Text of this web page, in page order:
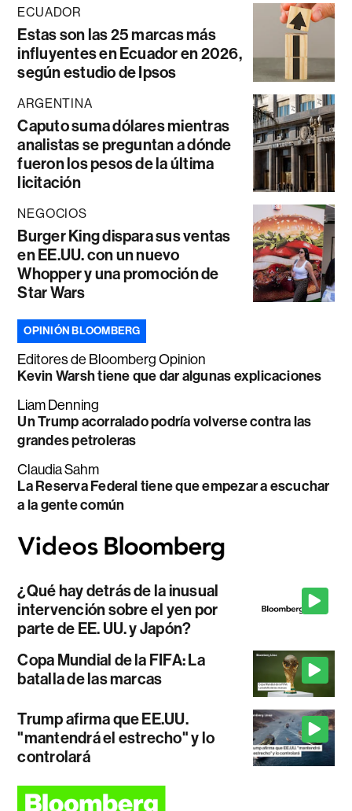
ECUADOR
Estas son las 25 marcas más
influyentes en Ecuador en 2026,
según estudio de Ipsos
ARGENTINA
Caputo suma dólares mientras
analistas se preguntan a dónde
fueron los pesos de la última
licitación
NEGOCIOS
Burger King dispara sus ventas
en EE.UU. con un nuevo
Whopper y una promoción de
Star Wars
OPINIÓN BLOOMBERG
Editores de Bloomberg Opinion
Kevin Warsh tiene que dar algunas explicaciones
Liam Denning
Un Trump acorralado podría volverse contra las
grandes petroleras
Claudia Sahm
La Reserva Federal tiene que empezar a escuchar
a la gente común
¿Qué hay detrás de la inusual
intervención sobre el yen por
parte de EE. UU. y Japón?
Copa Mundial de la FIFA: La
batalla de las marcas
Trump afirma que EE.UU.
"mantendrá el estrecho" y lo
controlará